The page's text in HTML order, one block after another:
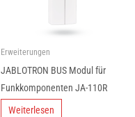
Erweiterungen
JABLOTRON BUS Modul für
Funkkomponenten JA-110R
Weiterlesen